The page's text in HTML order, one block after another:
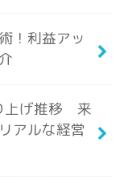
！利益アッ
上げ推移 来
アルな経営